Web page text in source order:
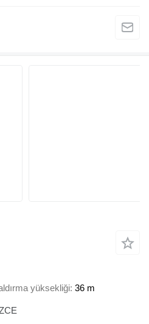
yüksekliği 36 m